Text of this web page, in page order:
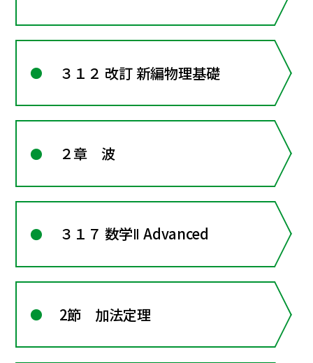
３１２ 改訂 新編物理基礎
２章 波
３１７ 数学Ⅱ Advanced
2節 加法定理